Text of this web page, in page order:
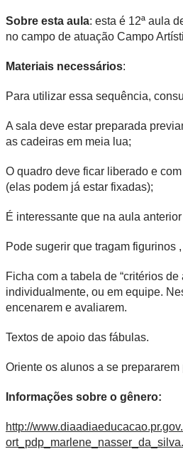
Sobre esta aula: esta é 12ª aula
no campo de atuação Campo
Materiais necessários:
Para utilizar essa sequência,
A sala deve estar preparada
as cadeiras em meia lua;
O quadro deve ficar liberado e
(elas podem já estar fixadas);
É interessante que na aula
Pode sugerir que tragam figurinos
Ficha com a tabela de “critérios
individualmente, ou em equipe.
encenarem e avaliarem.
Textos de apoio das fábulas.
Oriente os alunos a se
Informações sobre o gênero:
http://